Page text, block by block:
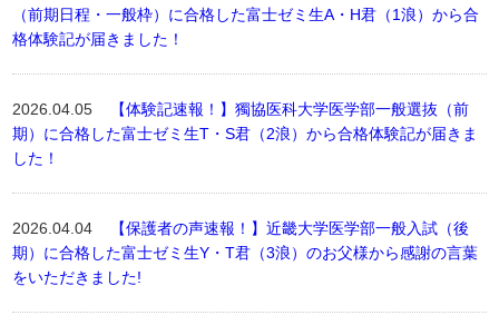
（前期日程・一般枠）に合格した富士ゼミ生A・H君（1浪）から合
格体験記が届きました！
2026.04.05
【体験記速報！】獨協医科大学医学部一般選抜（前
期）に合格した富士ゼミ生T・S君（2浪）から合格体験記が届きま
した！
2026.04.04
【保護者の声速報！】近畿大学医学部一般入試（後
期）に合格した富士ゼミ生Y・T君（3浪）のお父様から感謝の言葉
をいただきました!